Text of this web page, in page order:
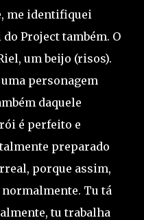
me identifiquei
Project também. O
um beijo (risos).
personagem
daquele
é perfeito e
preparado
porque assim,
normalmente. Tu tá
tu trabalha